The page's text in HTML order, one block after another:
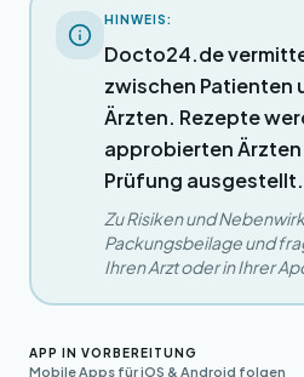
HINWEIS:
Docto24.de
zwischen Patienten
Ärzten. Rezepte
approbierten
Prüfung ausgestellt.
Zu Risiken und
Packungsbeilage und
Ihren Arzt oder in Ihrer
APP IN VORBEREITUNG
Mobile Apps für iOS & Android folgen